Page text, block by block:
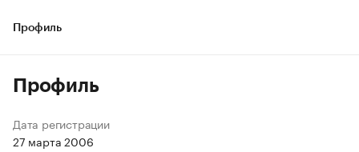
Профиль
Профиль
Дата регистрации
27 марта 2006